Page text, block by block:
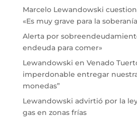
Marcelo Lewandowski
«Es muy grave para la
Alerta por
endeuda para comer»
Lewandowski en Venado
imperdonable entregar
monedas”
Lewandowski advirtió por la
gas en zonas frías